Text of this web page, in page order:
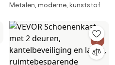
Grijs – Grafiet & 3 Deuren -
Metalen, moderne, kunststof